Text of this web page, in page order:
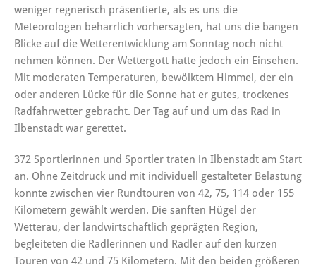
weniger regnerisch präsentierte, als es uns die
Meteorologen beharrlich vorhersagten, hat uns die bangen
Blicke auf die Wetterentwicklung am Sonntag noch nicht
nehmen können. Der Wettergott hatte jedoch ein Einsehen.
Mit moderaten Temperaturen, bewölktem Himmel, der ein
oder anderen Lücke für die Sonne hat er gutes, trockenes
Radfahrwetter gebracht. Der Tag auf und um das Rad in
Ilbenstadt war gerettet.
372 Sportlerinnen und Sportler traten in Ilbenstadt am Start
an. Ohne Zeitdruck und mit individuell gestalteter Belastung
konnte zwischen vier Rundtouren von 42, 75, 114 oder 155
Kilometern gewählt werden. Die sanften Hügel der
Wetterau, der landwirtschaftlich geprägten Region,
begleiteten die Radlerinnen und Radler auf den kurzen
Touren von 42 und 75 Kilometern. Mit den beiden größeren